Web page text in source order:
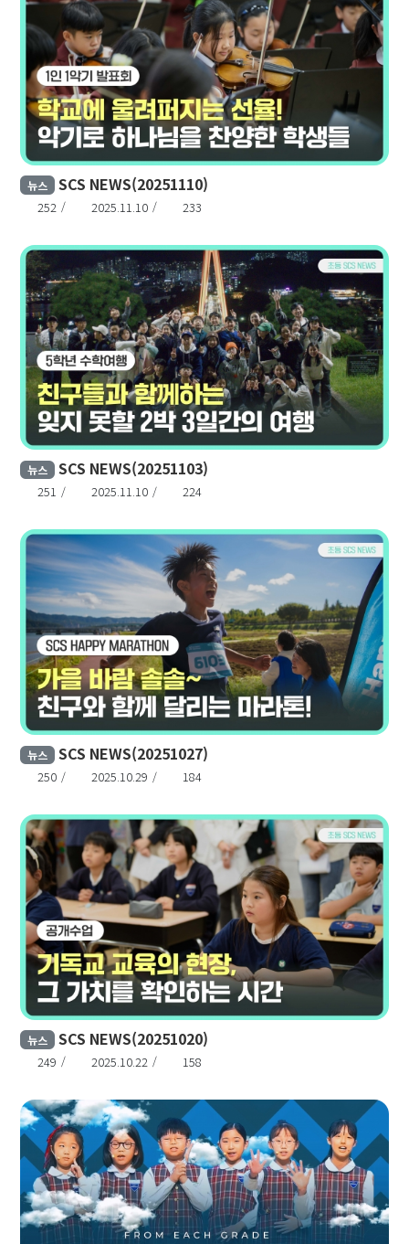
뉴스 SCS NEWS(20251110)
252 2025.11.10 233
뉴스 SCS NEWS(20251103)
251 2025.11.10 224
뉴스 SCS NEWS(20251027)
250 2025.10.29 184
뉴스 SCS NEWS(20251020)
249 2025.10.22 158